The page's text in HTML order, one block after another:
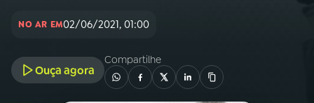
02A RÁDIO
03PROGRAMAÇÃO
NO AR EM02/06/2021, 01:00
Ouça agora
Compartilhe